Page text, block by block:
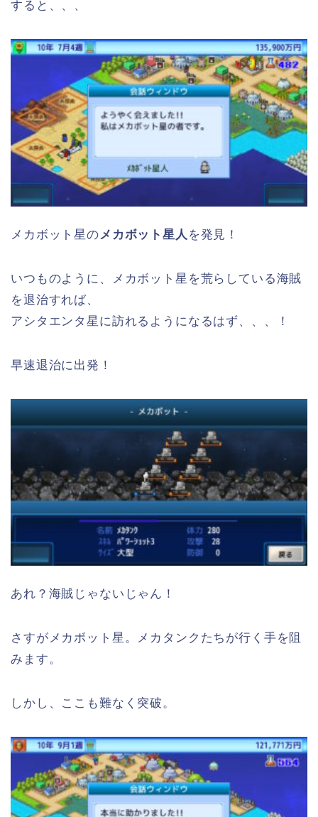
すると、、、
メカボット星のメカボット星人 を発見！
いつものように、メカボット星を荒らしている海賊
を退治すれば、
アシタエンタ星に訪れるようになるはず、、、！
早速退治に出発！
あれ？海賊じゃないじゃん！
さすがメカボット星。メカタンクたちが行く手を阻
みます。
しかし、ここも難なく突破。